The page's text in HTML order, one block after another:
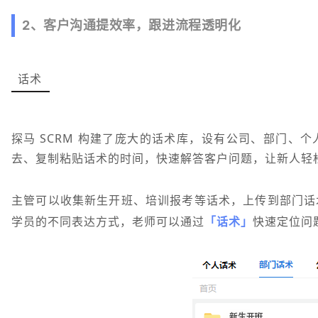
2、客户沟通提效率，跟进流程透明化
话术
探马 SCRM 构建了庞大的话术库，设有公司、部门、
去、复制粘贴话术的时间，快速解答客户问题，让新人轻
主管可以收集新生开班、培训报考等话术，上传到部门
学员的不同表达方式，老师可以通过 「话术」 快速定位问